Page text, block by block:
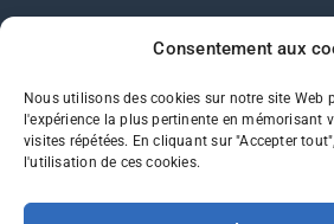
Consentement aux
Nous utilisons des cookies sur notre site Web
l'expérience la plus pertinente en mémorisant
visites répétées. En cliquant sur "Accepter
l'utilisation de ces cookies.
FAQ
Plan du site